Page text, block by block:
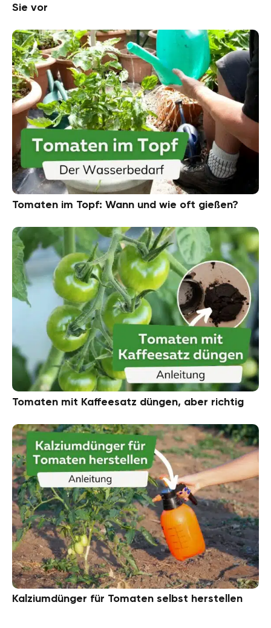
Sie vor
Tomaten im Topf: Wann und wie oft gießen?
Tomaten mit Kaffeesatz düngen, aber richtig
Kalziumdünger für Tomaten selbst herstellen